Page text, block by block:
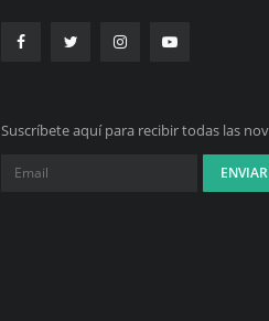
Suscríbete aquí para recibir todas las